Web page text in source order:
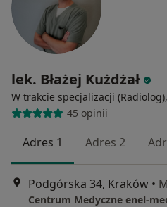
lek. Błażej Kużdżał
W trakcie specjalizacji
45 opinii
Adres 1 Adres 2
Podgórska 34, Kraków •
Centrum Medyczne enel-